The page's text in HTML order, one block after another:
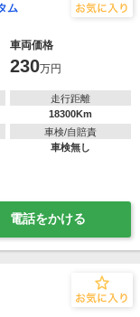
ム
車両価格
230万円
走行距離
18300Km
車検/自賠責
車検無し
電話をかける